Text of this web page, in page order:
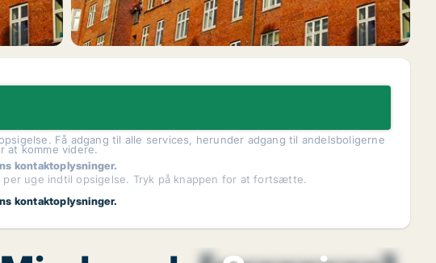
Få adgang til alle services, herunder adgang til andelsboligerne
at komme videre.
kontaktoplysninger.
uge indtil opsigelse. Tryk på knappen for at fortsætte.
kontaktoplysninger.